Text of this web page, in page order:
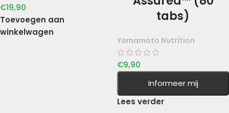
€19,90
Toevoegen aan
winkelwagen
tabs)
Yamamoto Nutrition
€9,90
Informeer mij
Lees verder